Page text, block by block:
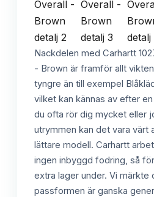
Nackdelen med Carhartt
- Brown är framför allt
tyngre än till exempel
vilket kan kännas av efter
du ofta rör dig mycket eller
utrymmen kan det vara värt
lättare modell. Carhartt
ingen inbyggd fodring, så
extra lager under. Vi märkte
passformen är ganska